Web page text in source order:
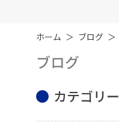
ホーム ブログ
ブログ
カテゴリー